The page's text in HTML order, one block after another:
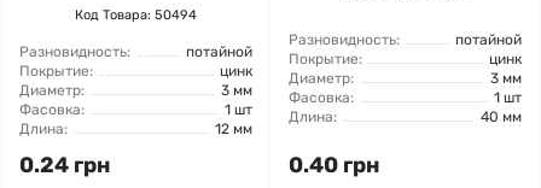
Код Товара: 50494
Разновидность:
потайной
Покрытие:
цинк
Диаметр:
3 мм
Фасовка:
1 шт
Длина:
12 мм
0.24 грн
Разновидность:
потайной
Покрытие:
цинк
Диаметр:
3 мм
Фасовка:
1 шт
Длина:
40 мм
0.40 грн